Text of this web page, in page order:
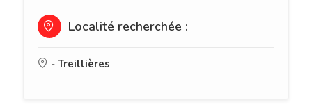
Localité recherchée :
- Treillières